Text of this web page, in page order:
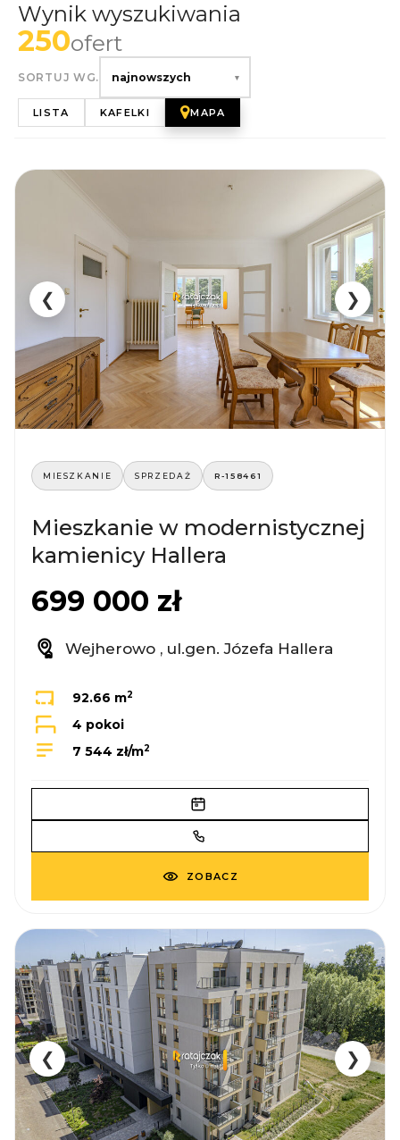
Wynik wyszukiwania
250ofert
SORTUJ WG. najnowszych ▾
LISTA KAFELKI MAPA
❮ ❯
MIESZKANIE SPRZEDAŻ R-158461
Mieszkanie w modernistycznej
kamienicy Hallera
699 000 zł
Wejherowo , ul.gen. Józefa Hallera
92.66 m2
4 pokoi
7 544 zł/m2
ZOBACZ
❮ ❯